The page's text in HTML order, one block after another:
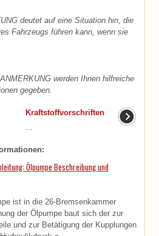
deutet auf eine Situation hin, die
Fahrzeugs führen kann, wenn sie
werden Ihnen hilfreiche
gegeben.
Kraftstoffvorschriften
...
Ölpumpe Beschreibung und
ist in die 26-Bremsenkammer
der Ölpumpe baut sich der zur
und zur Betätigung der Kupplungen